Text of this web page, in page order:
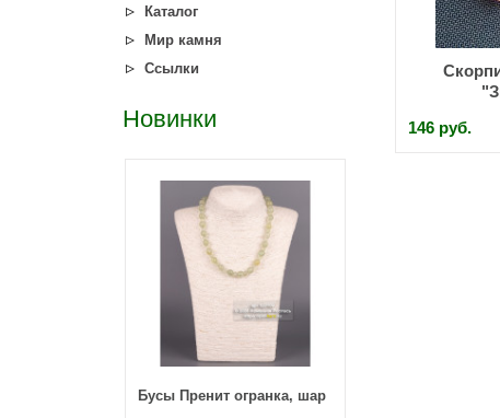
Каталог
Мир камня
Ссылки
Новинки
Бусы Пренит огранка, шар
146 руб.